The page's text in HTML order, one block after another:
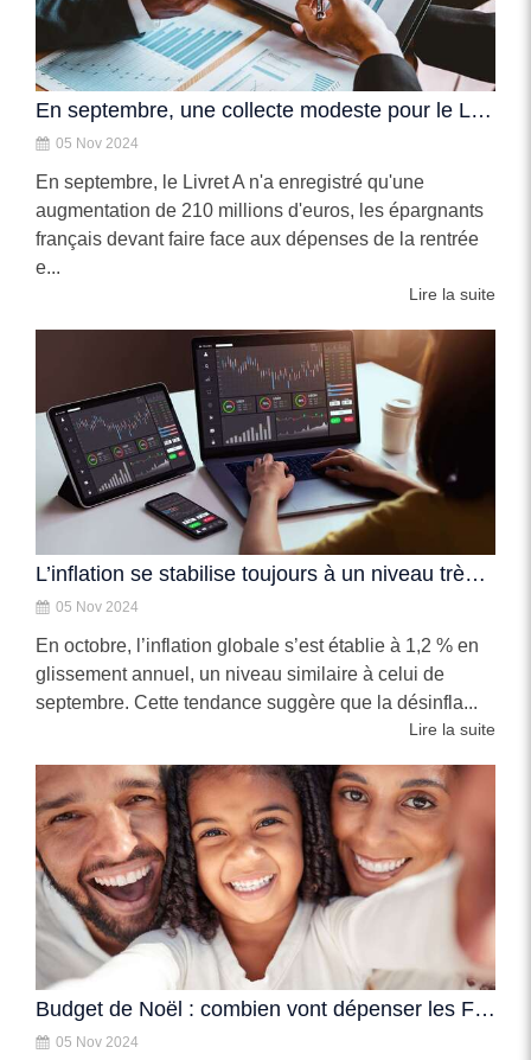
En septembre, une collecte modeste pour le Livret A
05 Nov 2024
En septembre, le Livret A n'a enregistré qu'une
augmentation de 210 millions d'euros, les épargnants
français devant faire face aux dépenses de la rentrée
e...
Lire la suite
L’inflation se stabilise toujours à un niveau très faible
05 Nov 2024
En octobre, l’inflation globale s’est établie à 1,2 % en
glissement annuel, un niveau similaire à celui de
septembre. Cette tendance suggère que la désinfla...
Lire la suite
Budget de Noël : combien vont dépenser les Français ?
05 Nov 2024